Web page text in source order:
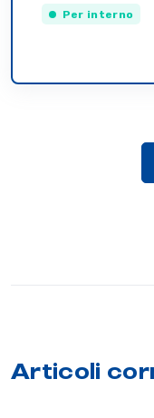
Per interno
Articoli